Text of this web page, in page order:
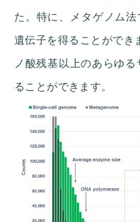
た。特に、メタゲノム
遺伝子を得ることがで
ノ酸残基以上のあらゆ
ることができます。